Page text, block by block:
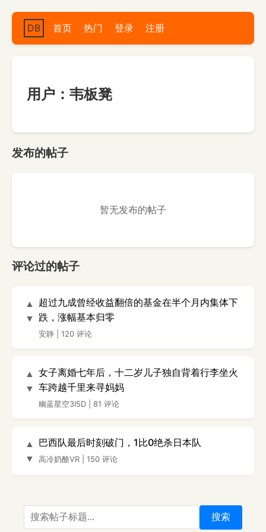
DB 首页 热门 登录 注册
用户：韦板凳
发布的帖子
暂无发布的帖子
评论过的帖子
▲
▼
超过九成曾经收益翻倍的基金在半个月内集体下
跌，涨幅基本归零
安静 120 评论
▲
▼
女子离婚七年后，十二岁儿子独自背着行李坐火
车跨越千里来寻妈妈
幽蓝星空3I5D 81 评论
▲
▼
巴西队最后时刻破门，1比0绝杀日本队
高冷奶酪VR 150 评论
搜索